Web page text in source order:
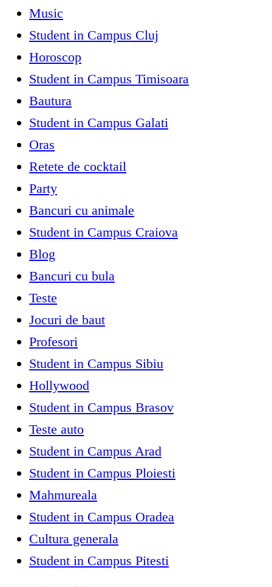
Music
Student in Campus Cluj
Horoscop
Student in Campus Timisoara
Bautura
Student in Campus Galati
Oras
Retete de cocktail
Party
Bancuri cu animale
Student in Campus Craiova
Blog
Bancuri cu bula
Teste
Jocuri de baut
Profesori
Student in Campus Sibiu
Hollywood
Student in Campus Brasov
Teste auto
Student in Campus Arad
Student in Campus Ploiesti
Mahmureala
Student in Campus Oradea
Cultura generala
Student in Campus Pitesti